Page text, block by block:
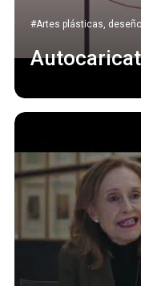
#Artes plásticas,